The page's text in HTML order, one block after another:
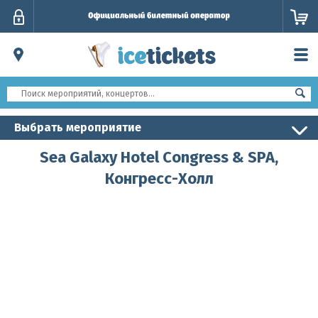
Выбрать мероприятие
Sea Galaxy Hotel Congress & SPA,
Конгресс-Холл